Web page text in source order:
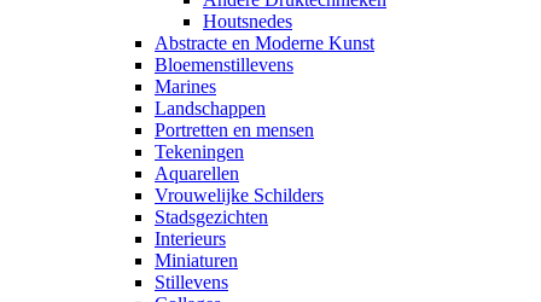
Houtsnedes
Abstracte en Moderne Kunst
Bloemenstillevens
Marines
Landschappen
Portretten en mensen
Tekeningen
Aquarellen
Vrouwelijke Schilders
Stadsgezichten
Interieurs
Miniaturen
Stillevens